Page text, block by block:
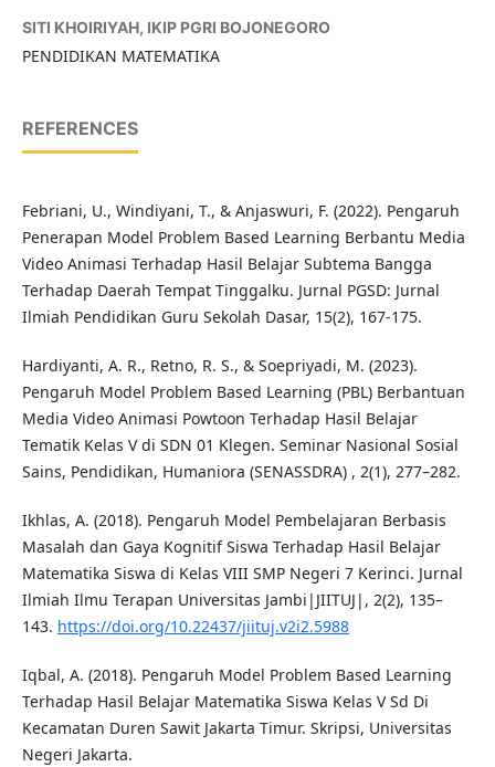
SITI KHOIRIYAH, IKIP PGRI BOJONEGORO
PENDIDIKAN MATEMATIKA
REFERENCES
Febriani, U., Windiyani, T., & Anjaswuri, F. (2022). Pengaruh
Penerapan Model Problem Based Learning Berbantu Media
Video Animasi Terhadap Hasil Belajar Subtema Bangga
Terhadap Daerah Tempat Tinggalku. Jurnal PGSD: Jurnal
Ilmiah Pendidikan Guru Sekolah Dasar, 15(2), 167-175.
Hardiyanti, A. R., Retno, R. S., & Soepriyadi, M. (2023).
Pengaruh Model Problem Based Learning (PBL) Berbantuan
Media Video Animasi Powtoon Terhadap Hasil Belajar
Tematik Kelas V di SDN 01 Klegen. Seminar Nasional Sosial
Sains, Pendidikan, Humaniora (SENASSDRA) , 2(1), 277–282.
Ikhlas, A. (2018). Pengaruh Model Pembelajaran Berbasis
Masalah dan Gaya Kognitif Siswa Terhadap Hasil Belajar
Matematika Siswa di Kelas VIII SMP Negeri 7 Kerinci. Jurnal
Ilmiah Ilmu Terapan Universitas Jambi|JIITUJ|, 2(2), 135–
143. https://doi.org/10.22437/jiituj.v2i2.5988
Iqbal, A. (2018). Pengaruh Model Problem Based Learning
Terhadap Hasil Belajar Matematika Siswa Kelas V Sd Di
Kecamatan Duren Sawit Jakarta Timur. Skripsi, Universitas
Negeri Jakarta.